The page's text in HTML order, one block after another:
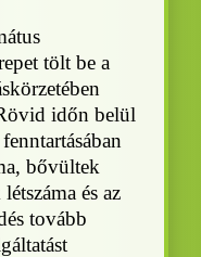
tölt be a
időn belül
bővültek
és az
tovább